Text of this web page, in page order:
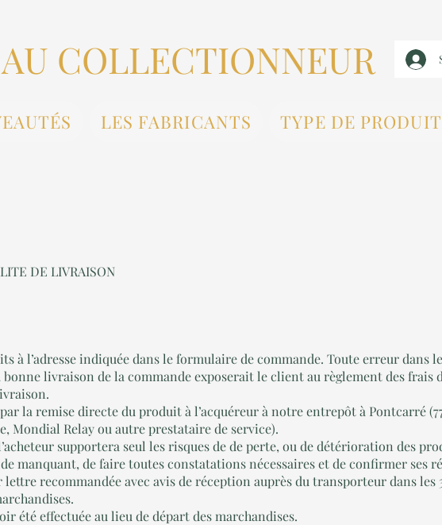
AU COLLECTIONNEUR
LES FABRICANTS TYPE DE
DE LIVRAISON
à l’adresse indiquée dans le formulaire de commande. Toute erreur dans le
livraison de la commande exposerait le client au règlement des frais
la remise directe du produit à l’acquéreur à notre entrepôt à Pontcarré
Mondial Relay ou autre prestataire de service).
supportera seul les risques de de perte, ou de détérioration des
manquant, de faire toutes constatations nécessaires et de confirmer ses
recommandée avec avis de réception auprès du transporteur dans les
été effectuée au lieu de départ des marchandises.